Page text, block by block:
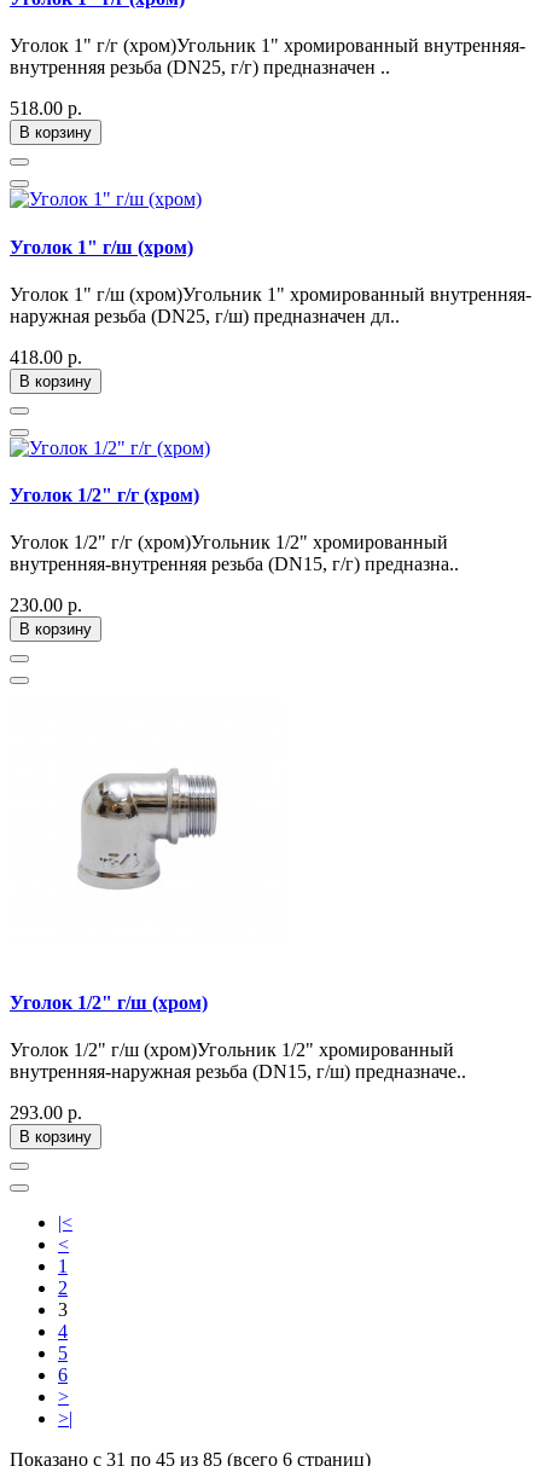
Уголок 1" г/г (хром)Угольник 1" хромированный внутренняя-
внутренняя резьба (DN25, г/г) предназначен ..
518.00 р.
В корзину
Уголок 1" г/ш (хром)
Уголок 1" г/ш (хром)Угольник 1" хромированный внутренняя-
наружная резьба (DN25, г/ш) предназначен дл..
418.00 р.
В корзину
Уголок 1/2" г/г (хром)
Уголок 1/2" г/г (хром)Угольник 1/2" хромированный
внутренняя-внутренняя резьба (DN15, г/г) предназна..
230.00 р.
В корзину
Уголок 1/2" г/ш (хром)
Уголок 1/2" г/ш (хром)Угольник 1/2" хромированный
внутренняя-наружная резьба (DN15, г/ш) предназначе..
293.00 р.
В корзину
|<
<
1
2
3
4
5
6
>
>|
Показано с 31 по 45 из 85 (всего 6 страниц)